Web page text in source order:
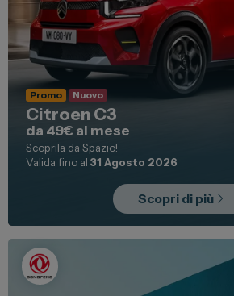
Promo Nuovo
Citroen C3
da 49€ al mese
Scoprila da Spazio!
Valida fino al31 Agosto 2026
Scopri di più